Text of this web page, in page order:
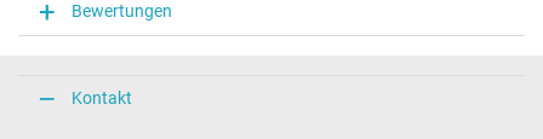
Steckertyp / -form
rund / 180° gerade
9,0 mm
Bewertungen
Kontakt